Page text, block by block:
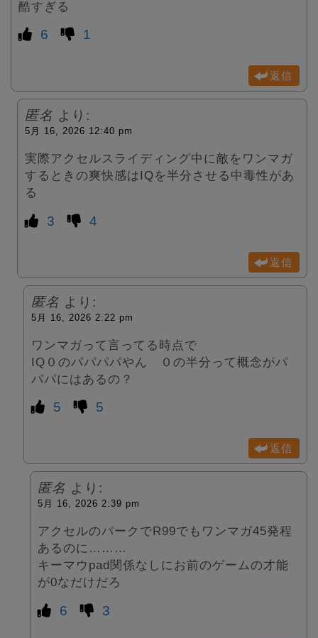
酷すぎる
6 1
返信
匿名 より:
5月 16, 2026 12:40 pm
実際アクセルスライディング中に敵をワンマガ
するときの爽快感はIQを半分させる中毒性があ
る
3 4
返信
匿名 より:
5月 16, 2026 2:22 pm
ワンマガって言ってる時点で
IQ０のパパパパやん ０の半分って概念がパ
パパにはあるの？
5 5
返信
匿名 より:
5月 16, 2026 2:39 pm
アクセルのパークでR99でもワンマガ45発程
あるのに………
キーマウpad関係なしにお前のゲームの才能
が0なだけだろ
6 3